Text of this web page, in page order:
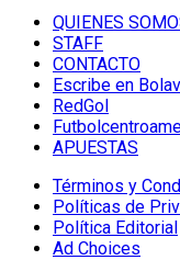
QUIENES
STAFF
CONTACTO
Escribe en
RedGol
APUESTAS
Términos y
Políticas de
Política Editorial
Ad Choices